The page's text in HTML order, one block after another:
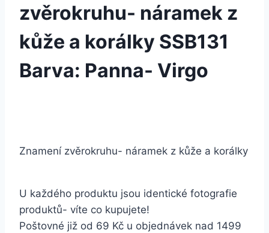
zvěrokruhu- náramek z
kůže a korálky SSB131
Barva: Panna- Virgo
Znamení zvěrokruhu- náramek z kůže a korálky
U každého produktu jsou identické fotografie
produktů- víte co kupujete!
Poštovné již od 69 Kč u objednávek nad 1499